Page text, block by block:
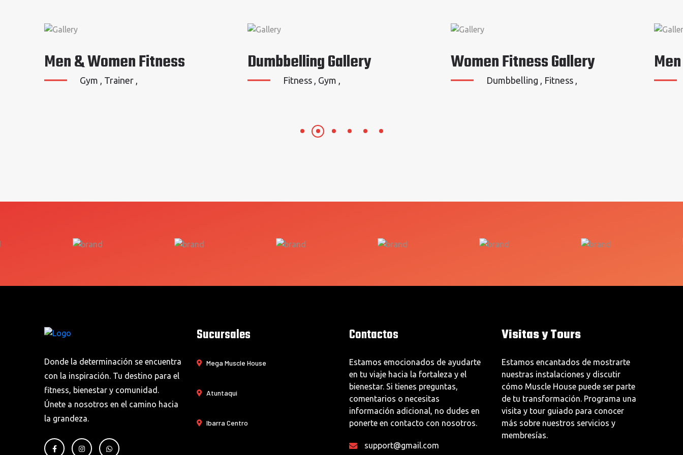
Men & Women Fitness
Gym , Trainer ,
Dumbbelling Gallery
Fitness , Gym ,
Women Fitness Gallery
Dumbbelling , Fitness ,
Donde la determinación se encuentra
con la inspiración. Tu destino para el
fitness, bienestar y comunidad.
Únete a nosotros en el camino hacia
la grandeza.
Sucursales
Mega Muscle House
Atuntaqui
Ibarra Centro
Contactos
Estamos emocionados de ayudarte
en tu viaje hacia la fortaleza y el
bienestar. Si tienes preguntas,
comentarios o necesitas
información adicional, no dudes en
ponerte en contacto con nosotros.
support@gmail.com
Visitas y Tours
Estamos encantados de mostrarte
nuestras instalaciones y discutir
cómo Muscle House puede ser parte
de tu transformación. Programa una
visita y tour guiado para conocer
más sobre nuestros servicios y
membresías.